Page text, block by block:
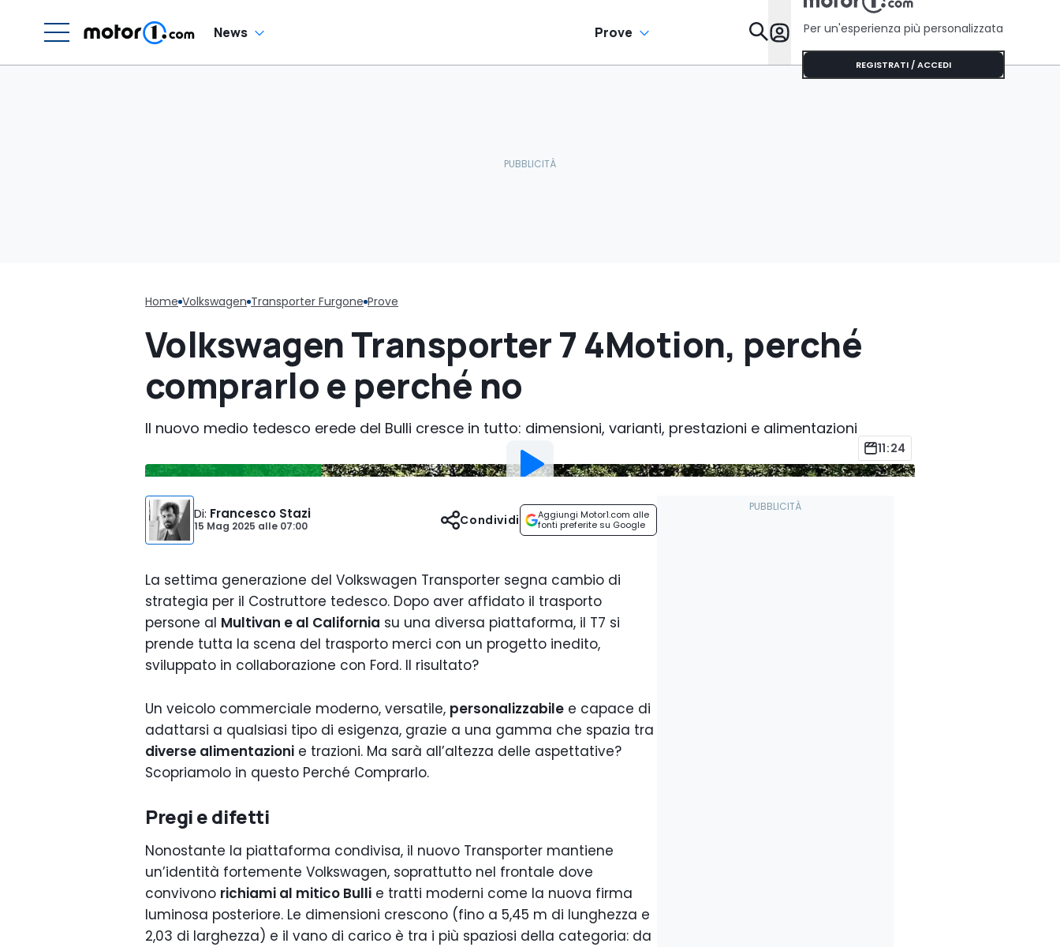
News Prove Da Sapere
Per un'esperienza più personalizzata
REGISTRATI / ACCEDI
Home Volkswagen Transporter Furgone Prove
Volkswagen Transporter 7 4Motion, perché
comprarlo e perché no
Il nuovo medio tedesco erede del Bulli cresce in tutto: dimensioni, varianti, prestazioni e alimentazioni
11:24
Di: Francesco Stazi
15 Mag 2025 alle 07:00
Aggiungi Motor1.com alle
fonti preferite su Google
Condividi
La settima generazione del Volkswagen Transporter segna cambio di
strategia per il Costruttore tedesco. Dopo aver affidato il trasporto
persone al Multivan e al California su una diversa piattaforma, il T7 si
prende tutta la scena del trasporto merci con un progetto inedito,
sviluppato in collaborazione con Ford. Il risultato?
Un veicolo commerciale moderno, versatile, personalizzabile e capace di
adattarsi a qualsiasi tipo di esigenza, grazie a una gamma che spazia tra
diverse alimentazioni e trazioni. Ma sarà all’altezza delle aspettative?
Scopriamolo in questo Perché Comprarlo.
Pregi e difetti
Nonostante la piattaforma condivisa, il nuovo Transporter mantiene
un’identità fortemente Volkswagen, soprattutto nel frontale dove
convivono richiami al mitico Bulli e tratti moderni come la nuova firma
luminosa posteriore. Le dimensioni crescono (fino a 5,45 m di lunghezza e
2,03 di larghezza) e il vano di carico è tra i più spaziosi della categoria: da